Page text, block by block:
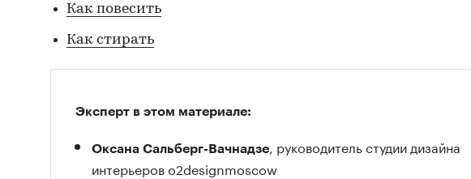
Как повесить
Как стирать
Эксперт в этом материале:
Оксана Сальберг-Вачнадзе
, руководитель студии дизайна
интерьеров o2designmoscow